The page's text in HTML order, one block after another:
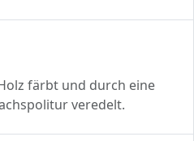
färbt und durch eine
veredelt.